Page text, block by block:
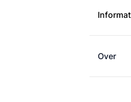
Over